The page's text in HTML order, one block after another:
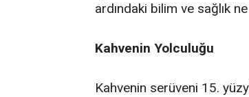
ardındaki bilim ve sağlık
Kahvenin Yolculuğu
Kahvenin serüveni 15.